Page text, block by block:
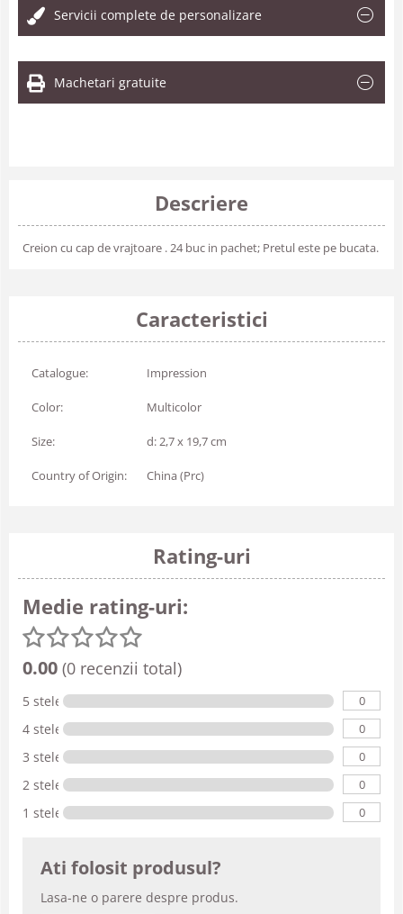
Servicii complete de personalizare
Machetari gratuite
Descriere
Creion cu cap de vrajtoare . 24 buc in pachet; Pretul este pe bucata.
Caracteristici
Catalogue: Impression
Color: Multicolor
Size: d: 2,7 x 19,7 cm
Country of Origin: China (Prc)
Rating-uri
Medie rating-uri:
0.00 (0 recenzii total)
5 stele 0
4 stele 0
3 stele 0
2 stele 0
1 stele 0
Ati folosit produsul?
Lasa-ne o parere despre produs.